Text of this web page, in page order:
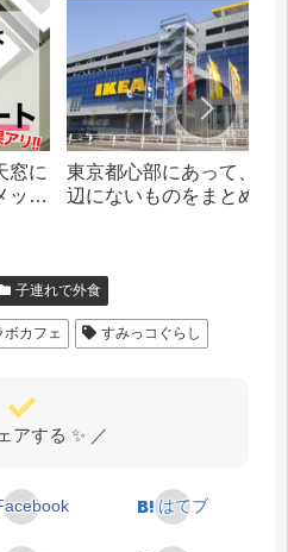
窓に
ッシ
東京都心部にあって、札
辺にないものをまとめま
子連れで外食
ボカフェ すみっコぐらし
アする ✨ ／
はてブ